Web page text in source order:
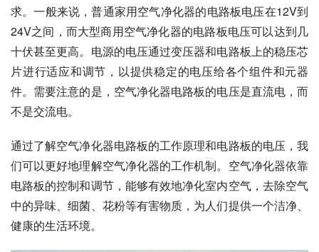
求。一般来说，普通家用空气净化器的电路板电压在12V到
24V之间，而大型商用空气净化器的电路板电压可以达到几
十伏甚至更高。电源的电压通过变压器和电路板上的稳压芯
片进行适应和调节，以提供稳定的电压给各个组件和元器
件。需要注意的是，空气净化器电路板的电压是直流电，而
不是交流电。
通过了解空气净化器电路板的工作原理和电路板的电压，我
们可以更好地理解空气净化器的工作机制。空气净化器依靠
电路板的控制和调节，能够有效地净化室内空气，去除空气
中的异味、细菌、花粉等有害物质，为人们提供一个洁净、
健康的生活环境。